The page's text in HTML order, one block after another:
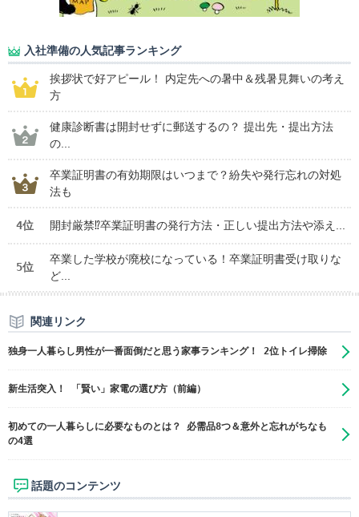
入社準備の人気記事ランキング
挨拶状で好アピール！ 内定先への暑中＆残暑見舞いの考え
方
健康診断書は開封せずに郵送するの？ 提出先・提出方法
の...
卒業証明書の有効期限はいつまで？紛失や発行忘れの対処
法も
4位 開封厳禁⁉卒業証明書の発行方法・正しい提出方法や添え...
5位
卒業した学校が廃校になっている！卒業証明書受け取りな
ど...
関連リンク
独身一人暮らし男性が一番面倒だと思う家事ランキング！ 2位トイレ掃除
新生活突入！ 「賢い」家電の選び方（前編）
初めての一人暮らしに必要なものとは？ 必需品8つ＆意外と忘れがちなも
の4選
話題のコンテンツ